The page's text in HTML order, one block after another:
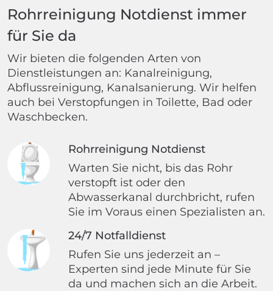
Rohrreinigung Notdienst immer
für Sie da
Wir bieten die folgenden Arten von
Dienstleistungen an: Kanalreinigung,
Abflussreinigung, Kanalsanierung. Wir helfen
auch bei Verstopfungen in Toilette, Bad oder
Waschbecken.
Rohrreinigung Notdienst
Warten Sie nicht, bis das Rohr
verstopft ist oder den
Abwasserkanal durchbricht, rufen
Sie im Voraus einen Spezialisten an.
24/7 Notfalldienst
Rufen Sie uns jederzeit an –
Experten sind jede Minute für Sie
da und machen sich an die Arbeit.